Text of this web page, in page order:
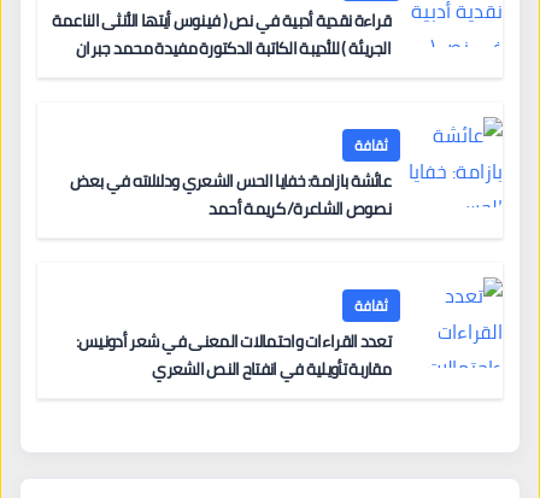
قراءة نقدية أدبية في نص ( فينوس أيتها الأنثى الناعمة
الجريئة ) للأديبة الكاتبة الدكتورة مفيدة محمد جبران
ثقافة
عائشة بازامة: خفايا الحس الشعري ودلالاته في بعض
نصوص الشاعرة/ كريمة أحمد
ثقافة
تعدد القراءات واحتمالات المعنى في شعر أدونيس:
مقاربة تأويلية في انفتاح النص الشعري